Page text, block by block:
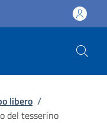
libero /
del tesserino